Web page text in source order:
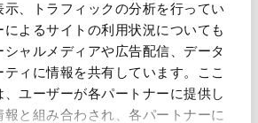
示、トラフィックの分析を行ってい
によるサイトの利用状況についても
ャルメディアや広告配信、データ
ィに情報を共有しています。ここ
ユーザーが各パートナーに提供し
と組み合わされ、各パートナーに
定格)